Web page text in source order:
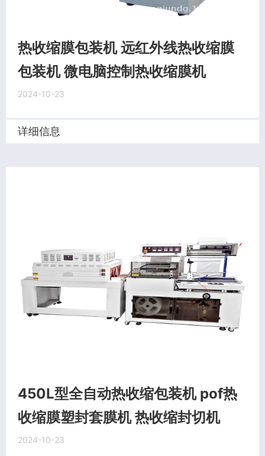
热收缩膜包装机 远红外线热收缩膜
包装机 微电脑控制热收缩膜机
2024-10-23
详细信息
450L型全自动热收缩包装机 pof热
收缩膜塑封套膜机 热收缩封切机
2024-10-23